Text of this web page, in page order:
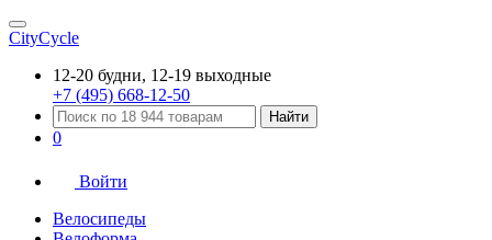
CityCycle
12-20 будни, 12-19 выходные
+7 (495) 668-12-50
Найти
0
Войти
Велосипеды